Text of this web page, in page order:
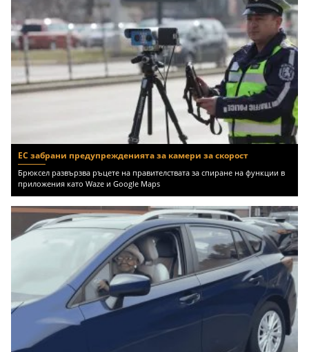
ЕС забрани предупрежденията за камери за скорост
Брюксел развързва ръцете на правителствата за спиране на функции в
приложения като Waze и Google Maps